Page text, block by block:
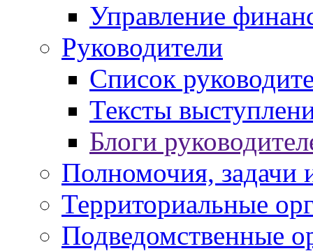
Управление
Руководители
Список
Тексты
Блоги
Полномочия, задачи
Территориальные
Подведомственные